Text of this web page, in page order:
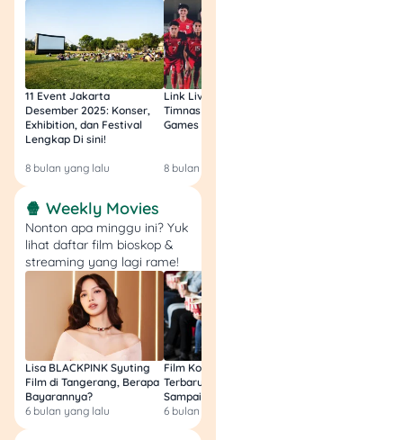
11 Event Jakarta
Desember 2025: Konser,
Exhibition, dan Festival
Lengkap Di sini!
8 bulan yang lalu
Link Live Streaming
Timnas vs Filipina SEA
Games Malam Ini, Gratis!
8 bulan yang lalu
🍿 Weekly Movies
Nonton apa minggu ini? Yuk
lihat daftar film bioskop &
streaming yang lagi rame!
Lisa BLACKPINK Syuting
Film di Tangerang, Berapa
Bayarannya?
6 bulan yang lalu
Film Komedi Indonesia
Terbaru 2026, Siap Ngakak
Sampai Sakit Perut!
6 bulan yang lalu